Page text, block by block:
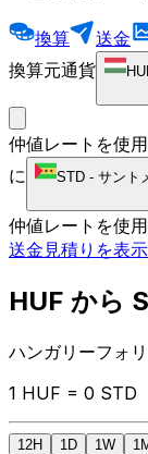
換算 送金
換算元通貨
仲値レートを使用
に
STD - サント
仲値レートを使用
送金見積りを表示
HUF から
ハンガリーフォ
1 HUF = 0 STD
12H 1D 1W